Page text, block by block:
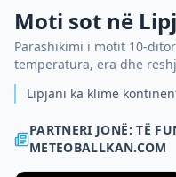
Moti sot në
Parashikimi i motit 10-
temperatura, era dhe
Lipjani ka klimë
PARTNERI JONË: TË
METEOBALLKAN.COM